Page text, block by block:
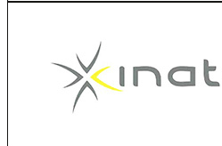
11. februar 2026
Nu starter
ved Vestbirksøerne